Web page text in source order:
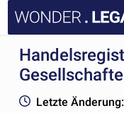
HOMEPAGE
Letzte Änderung: